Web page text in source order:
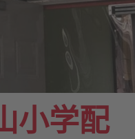
小学配